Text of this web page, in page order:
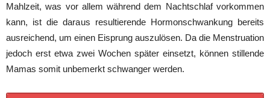
Mahlzeit, was vor allem während dem Nachtschlaf vorkommen
kann, ist die daraus resultierende Hormonschwankung bereits
ausreichend, um einen Eisprung auszulösen. Da die Menstruation
jedoch erst etwa zwei Wochen später einsetzt, können stillende
Mamas somit unbemerkt schwanger werden.